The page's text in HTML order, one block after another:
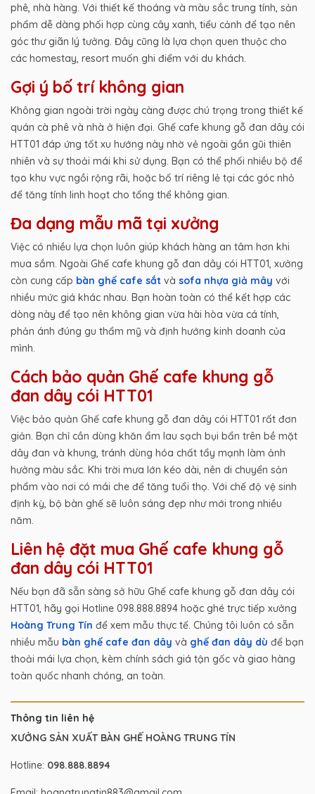
phê, nhà hàng. Với thiết kế thoáng và màu sắc trung tính, sản
phẩm dễ dàng phối hợp cùng cây xanh, tiểu cảnh để tạo nên
góc thư giãn lý tưởng. Đây cũng là lựa chọn quen thuộc cho
các homestay, resort muốn ghi điểm với du khách.
Gợi ý bố trí không gian
Không gian ngoài trời ngày càng được chú trọng trong thiết kế
quán cà phê và nhà ở hiện đại. Ghế cafe khung gỗ đan dây cói
HTT01 đáp ứng tốt xu hướng này nhờ vẻ ngoài gần gũi thiên
nhiên và sự thoải mái khi sử dụng. Bạn có thể phối nhiều bộ để
tạo khu vực ngồi rộng rãi, hoặc bố trí riêng lẻ tại các góc nhỏ
để tăng tính linh hoạt cho tổng thể không gian.
Đa dạng mẫu mã tại xưởng
Việc có nhiều lựa chọn luôn giúp khách hàng an tâm hơn khi
mua sắm. Ngoài Ghế cafe khung gỗ đan dây cói HTT01, xưởng
còn cung cấp bàn ghế cafe sắt và sofa nhựa giả mây với
nhiều mức giá khác nhau. Bạn hoàn toàn có thể kết hợp các
dòng này để tạo nên không gian vừa hài hòa vừa cá tính,
phản ánh đúng gu thẩm mỹ và định hướng kinh doanh của
mình.
Cách bảo quản Ghế cafe khung gỗ
đan dây cói HTT01
Việc bảo quản Ghế cafe khung gỗ đan dây cói HTT01 rất đơn
giản. Bạn chỉ cần dùng khăn ẩm lau sạch bụi bẩn trên bề mặt
dây đan và khung, tránh dùng hóa chất tẩy mạnh làm ảnh
hưởng màu sắc. Khi trời mưa lớn kéo dài, nên di chuyển sản
phẩm vào nơi có mái che để tăng tuổi thọ. Với chế độ vệ sinh
định kỳ, bộ bàn ghế sẽ luôn sáng đẹp như mới trong nhiều
năm.
Liên hệ đặt mua Ghế cafe khung gỗ
đan dây cói HTT01
Nếu bạn đã sẵn sàng sở hữu Ghế cafe khung gỗ đan dây cói
HTT01, hãy gọi Hotline 098.888.8894 hoặc ghé trực tiếp xưởng
Hoàng Trung Tín để xem mẫu thực tế. Chúng tôi luôn có sẵn
nhiều mẫu bàn ghế cafe đan dây và ghế đan dây dù để bạn
thoải mái lựa chọn, kèm chính sách giá tận gốc và giao hàng
toàn quốc nhanh chóng, an toàn.
Thông tin liên hệ
XƯỞNG SẢN XUẤT BÀN GHẾ HOÀNG TRUNG TÍN
Hotline: 098.888.8894